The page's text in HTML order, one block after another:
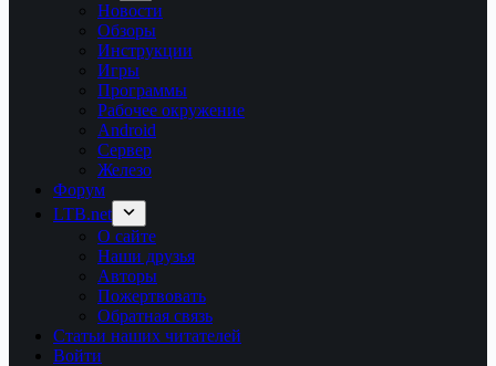
Новости
Обзоры
Инструкции
Игры
Программы
Рабочее окружение
Android
Сервер
Железо
Форум
LTB.net
О сайте
Наши друзья
Авторы
Пожертвовать
Обратная связь
Статьи наших читателей
Войти